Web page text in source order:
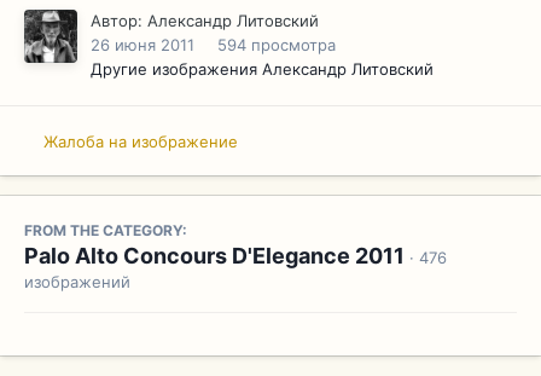
Автор: Александр Литовский
26 июня 2011
594 просмотра
Другие изображения Александр Литовский
Жалоба на изображение
FROM THE CATEGORY:
Palo Alto Concours D'Elegance 2011 · 476
изображений